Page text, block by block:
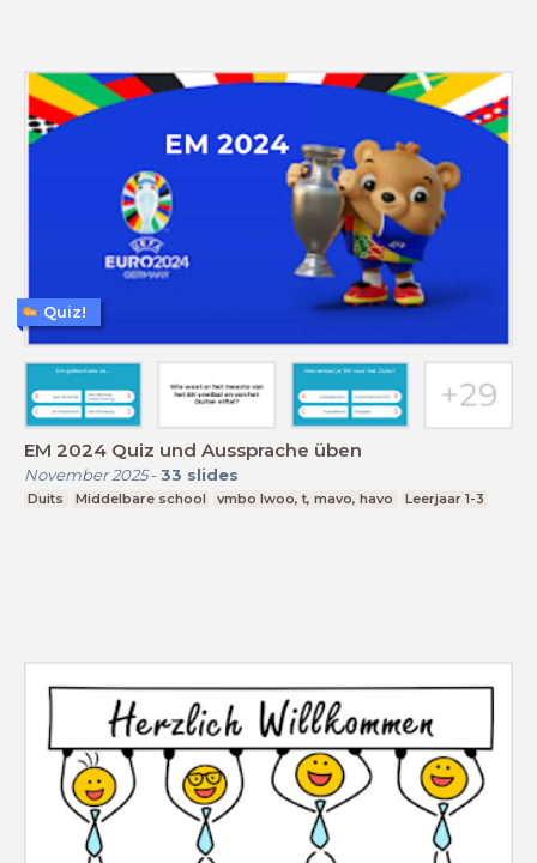
EM 2024 Quiz und Aussprache üben
November 2025- 33 slides
Duits Middelbare school vmbo lwoo, t, mavo, havo Leerjaar 1-3
Quiz!